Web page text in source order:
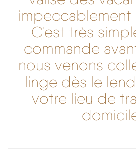
impeccablement
C'est très
commande
nous venons
linge dès le
votre lieu de